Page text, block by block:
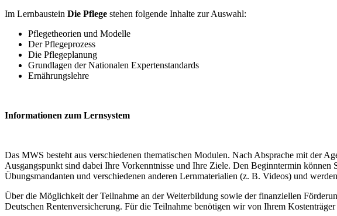
Im Lernbaustein Die Pflege stehen folgende Inhalte zur Auswahl:
Pflegetheorien und Modelle
Der Pflegeprozess
Die Pflegeplanung
Grundlagen der Nationalen Expertenstandards
Ernährungslehre
Informationen zum Lernsystem
Das MWS besteht aus verschiedenen thematischen Modulen. Nach Absprache mit der
Ausgangspunkt sind dabei Ihre Vorkenntnisse und Ihre Ziele. Den Beginntermin
Übungsmandanten und verschiedenen anderen Lernmaterialien (z. B. Videos) und
Über die Möglichkeit der Teilnahme an der Weiterbildung sowie der finanziellen
Deutschen Rentenversicherung. Für die Teilnahme benötigen wir von Ihrem Kostenträger